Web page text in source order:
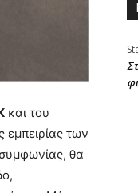
και του
εμπειρίας των
θα